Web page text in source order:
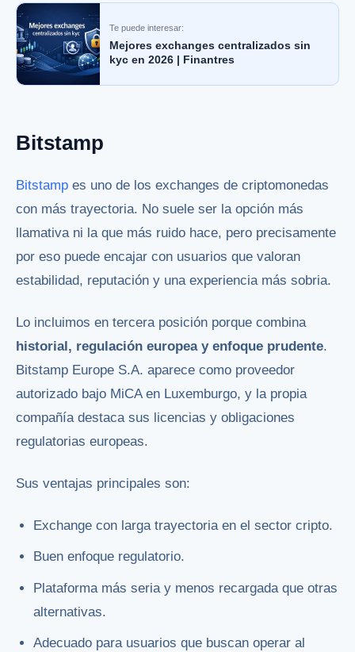
Te puede interesar:
Mejores exchanges centralizados sin
kyc en 2026 | Finantres
Bitstamp
Bitstamp es uno de los exchanges de criptomonedas
con más trayectoria. No suele ser la opción más
llamativa ni la que más ruido hace, pero precisamente
por eso puede encajar con usuarios que valoran
estabilidad, reputación y una experiencia más sobria.
Lo incluimos en tercera posición porque combina
historial, regulación europea y enfoque prudente.
Bitstamp Europe S.A. aparece como proveedor
autorizado bajo MiCA en Luxemburgo, y la propia
compañía destaca sus licencias y obligaciones
regulatorias europeas.
Sus ventajas principales son:
Exchange con larga trayectoria en el sector cripto.
Buen enfoque regulatorio.
Plataforma más seria y menos recargada que otras
alternativas.
Adecuado para usuarios que buscan operar al